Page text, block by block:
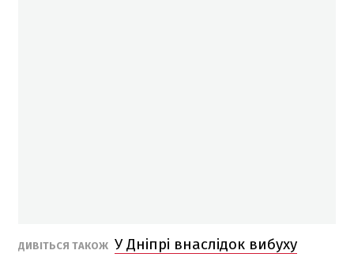
ДИВІТЬСЯ ТАКОЖ У Дніпрі внаслідок вибуху